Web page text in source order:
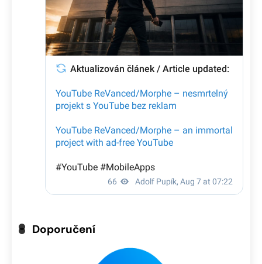
Doporučení